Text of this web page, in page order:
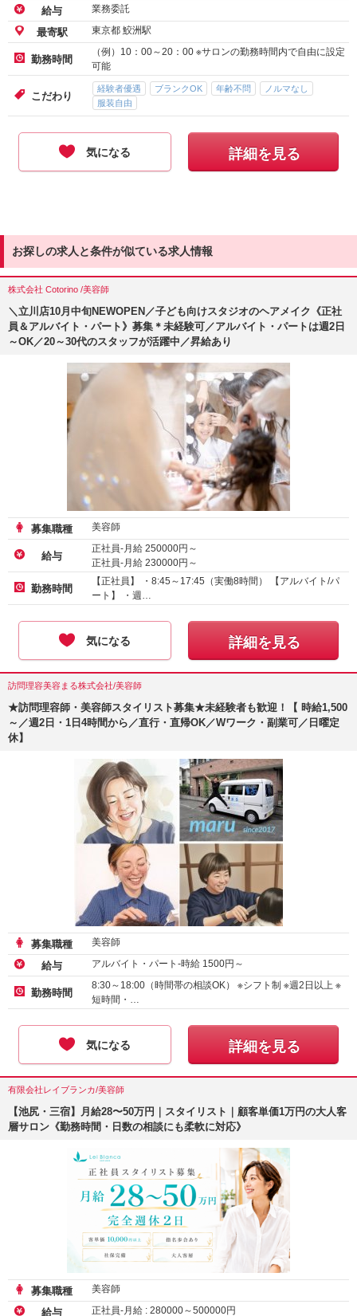
給与 業務委託
最寄駅 東京都 鮫洲駅
勤務時間
（例）10：00～20：00 ※サロンの勤務時間内で自由に設定
可能
こだわり
経験者優遇 ブランクOK 年齢不問
ノルマなし
服装自由
気になる 詳細を見る
お探しの求人と条件が似ている求人情報
株式会社 Cotorino /美容師
＼立川店10月中旬NEWOPEN／子ども向けスタジオのヘアメイク《正社
員＆アルバイト・パート》募集＊未経験可／アルバイト・パートは週2日
～OK／20～30代のスタッフが活躍中／昇給あり
募集職種 美容師
給与
正社員-月給 250000円～
正社員-月給 230000円～
アルバイト・パート-時給 :
1250～1350
勤務時間
【正社員】 ・8:45～17:45（実働8時間） 【アルバイト/パ
ート】 ・週…
気になる 詳細を見る
訪問理容美容まる株式会社/美容師
★訪問理容師・美容師スタイリスト募集★未経験者も歓迎！【 時給1,500
～／週2日・1日4時間から／直行・直帰OK／Wワーク・副業可／日曜定
休】
募集職種 美容師
給与 アルバイト・パート-時給 1500円～
勤務時間
8:30～18:00（時間帯の相談OK） ※シフト制 ※週2日以上 ※
短時間・…
気になる 詳細を見る
有限会社レイブランカ/美容師
【池尻・三宿】月給28〜50万円｜スタイリスト｜顧客単価1万円の大人客
層サロン《勤務時間・日数の相談にも柔軟に対応》
募集職種 美容師
給与 正社員-月給 : 280000～500000円